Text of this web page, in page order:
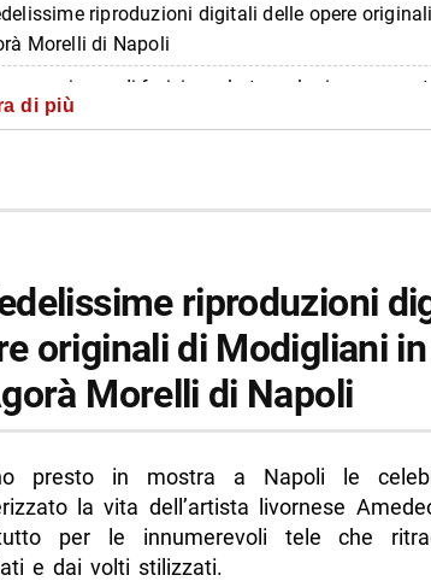
riproduzioni digitali delle opere
Morelli di Napoli
esperienze di fruizione: la tecnologia a supporto
l’Agorà Morelli
di più da Napolike.it
di più
riproduzioni
originali di Modigliani
Morelli di Napoli
presto in mostra a Napoli le
la vita dell’artista livornese
per le innumerevoli tele che
e dai volti stilizzati.